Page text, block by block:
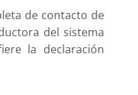
de contacto de
del sistema
la declaración